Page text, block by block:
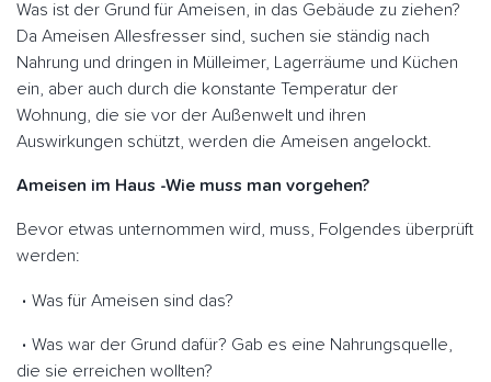
Was ist der Grund für Ameisen, in das Gebäude zu ziehen?
Da Ameisen Allesfresser sind, suchen sie ständig nach
Nahrung und dringen in Mülleimer, Lagerräume und Küchen
ein, aber auch durch die konstante Temperatur der
Wohnung, die sie vor der Außenwelt und ihren
Auswirkungen schützt, werden die Ameisen angelockt.
Ameisen im Haus -Wie muss man vorgehen?
Bevor etwas unternommen wird, muss, Folgendes überprüft
werden:
Was für Ameisen sind das?
Was war der Grund dafür? Gab es eine Nahrungsquelle,
die sie erreichen wollten?